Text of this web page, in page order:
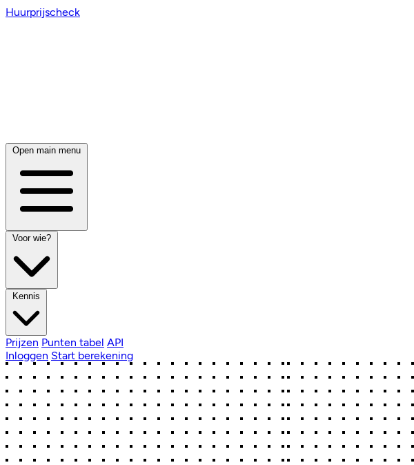
Huurprijscheck
Open main menu
Voor wie?
Kennis
Prijzen Punten tabel API
Inloggen Start berekening